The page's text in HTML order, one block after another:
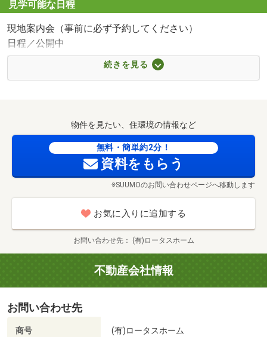
■【病院】みずま高邦会病院（約2098m・徒歩27分）
■【郵便局】大木郵便局（約406m・徒歩6分）
■【役所】大木町役場（約408m・徒歩6分）
見学可能な日程
現地案内会（事前に必ず予約してください）
日程／公開中
◆未完成物件は近隣の同仕様物件ご案内可能です。
◆ご連絡いただければ平日や時間外のご案内も可能です。
い」「この後予定が…」等のご要望があれば担当にお伝え
いただけますと合わせてご案内させていただきます。
その他ご希望の方には「他物件のご提案・ご案内」「資金
計画や月々のお支払い例の提示」等もさせていただきま
す。
イスも致します。スタッフはローンに詳しく、住宅ローン
についてのご説明も致します。ぜひお気軽にご相談くださ
い♪
◆資材の高騰、金利の上昇、物件の買いどき、ローン減
◆一般建設業の許可をいただいている弊社ならでは！
ご希望がございましたら物件ご購入後のサポートもさせて
続きを見る
物件を見たい、住環境の情報など
無料・簡単約2分！
資料をもらう
※SUUMOのお問い合わせページへ移動します
お気に入りに追加する
お問い合わせ先 (有)ロータスホーム
不動産会社情報
お問い合わせ先
商号 (有)ロータスホーム